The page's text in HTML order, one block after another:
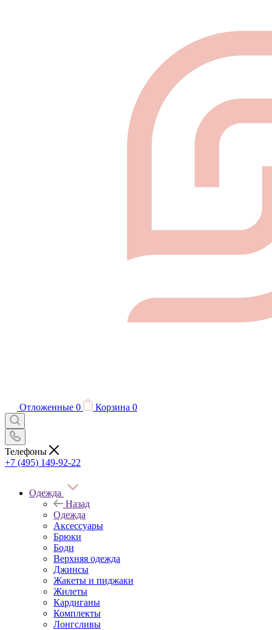
Отложенные 0 Корзина 0
Телефоны
+7 (495) 149-92-22
Одежда
Назад
Одежда
Аксессуары
Брюки
Боди
Верхняя одежда
Джинсы
Жакеты и пиджаки
Жилеты
Кардиганы
Комплекты
Лонгсливы